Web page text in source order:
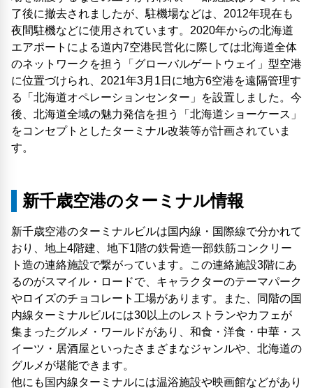
了後に撤去されましたが、駐機場などは、2012年現在も
夜間駐機などに使用されています。2020年からの北海道
エアポートによる道内7空港民営化に際しては北海道全体
のネットワークを担う「グローバルゲートウェイ」型空港
に位置づけられ、2021年3月1日に地方6空港を遠隔管理す
る「北海道オペレーションセンター」を設置しました。今
後、北海道全域の魅力発信を担う「北海道ショーケース」
をコンセプトとしたターミナル改装等が計画されていま
す。
新千歳空港のターミナル情報
新千歳空港のターミナルビルは国内線・国際線で分かれて
おり、地上4階建、地下1階の鉄骨造一部鉄筋コンクリー
ト造の連絡施設で繋がっています。この連絡施設3階にあ
るのがスマイル・ロードで、キャラクターのテーマパーク
やロイズのチョコレート工場があります。また、同階の国
内線ターミナルビルには30以上のレストランやカフェが
集まったグルメ・ワールドがあり、和食・洋食・中華・ス
イーツ・居酒屋といったさまざまなジャンルや、北海道の
グルメが堪能できます。
他にも国内線ターミナルには温浴施設や映画館などがあり